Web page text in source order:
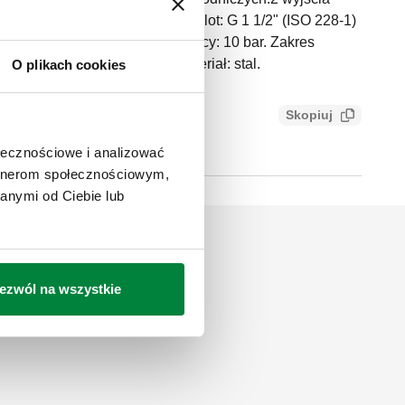
O plikach cookies
i analizować
społecznościowym,
od Ciebie lub
na wszystkie
A (ISO 228-1) GZ. Przyłącza wylot: G 1 1/2" (ISO 228-1)
Maksymalne ciśnienie pracy: 10 bar. Zakres
Rozstaw wyjść: 125 mm. Materiał: stal.
Skopiuj